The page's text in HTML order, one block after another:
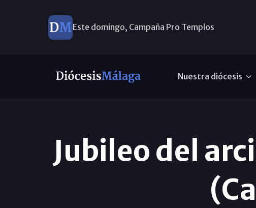
Este domingo, Campaña Pro Templos
Nuestra diócesis
Jubileo del